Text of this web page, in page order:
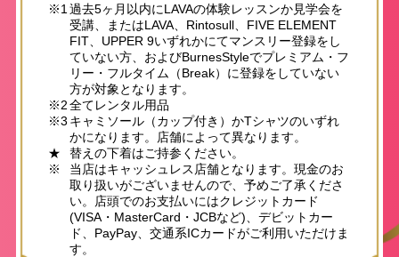
※1 過去5ヶ月以内にLAVAの体験レッスンか見学会を
受講、またはLAVA、Rintosull、FIVE ELEMENT
FIT、UPPER 9いずれかにてマンスリー登録をし
ていない方、およびBurnesStyleでプレミアム・フ
リー・フルタイム（Break）に登録をしていない
方が対象となります。
※2全てレンタル用品
※3 キャミソール（カップ付き）かTシャツのいずれ
かになります。店舗によって異なります。
★
替えの下着はご持参ください。
※
当店はキャッシュレス店舗となります。現金のお
取り扱いがございませんので、予めご了承くださ
い。店頭でのお支払いにはクレジットカード
(VISA・MasterCard・JCBなど)、デビットカー
ド、PayPay、交通系ICカードがご利用いただけま
す。